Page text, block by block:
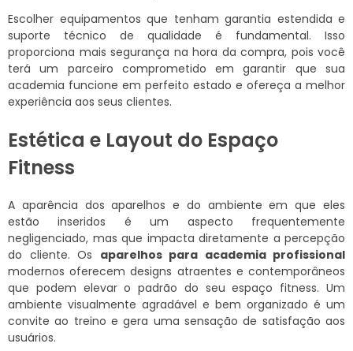
Escolher equipamentos que tenham garantia estendida e
suporte técnico de qualidade é fundamental. Isso
proporciona mais segurança na hora da compra, pois você
terá um parceiro comprometido em garantir que sua
academia funcione em perfeito estado e ofereça a melhor
experiência aos seus clientes.
Estética e Layout do Espaço
Fitness
A aparência dos aparelhos e do ambiente em que eles
estão inseridos é um aspecto frequentemente
negligenciado, mas que impacta diretamente a percepção
do cliente. Os aparelhos para academia profissional
modernos oferecem designs atraentes e contemporâneos
que podem elevar o padrão do seu espaço fitness. Um
ambiente visualmente agradável e bem organizado é um
convite ao treino e gera uma sensação de satisfação aos
usuários.